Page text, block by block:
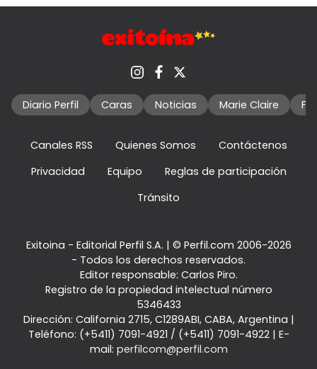
Diario Perfil Caras Noticias Marie Claire
Canales RSS Quienes Somos
Contáctenos
Privacidad
Equipo
Reglas de participación
Tránsito
Exitoina - Editorial Perfil S.A. | © Perfil.com 2006-2026
- Todos los derechos reservados.
Editor responsable: Carlos Piro.
Registro de la propiedad intelectual número
5346433
Dirección: California 2715, C1289ABI, CABA, Argentina |
Teléfono: (+5411) 7091-4921 / (+5411) 7091-4922| E-
mail: perfilcom@perfil.com